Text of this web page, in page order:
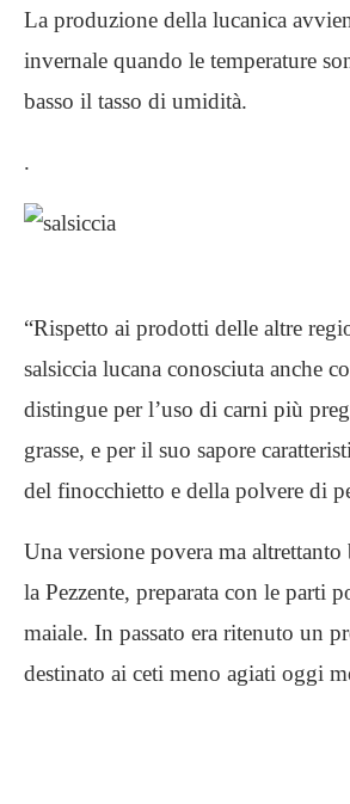
La produzione della lucanica
invernale quando le temperature
basso il tasso di umidità.
.
“Rispetto ai prodotti delle altre
salsiccia lucana conosciuta anche
distingue per l’uso di carni più
grasse, e per il suo sapore
del finocchietto e della polvere di
Una versione povera ma altrettanto
la Pezzente, preparata con le parti
maiale. In passato era ritenuto un
destinato ai ceti meno agiati oggi